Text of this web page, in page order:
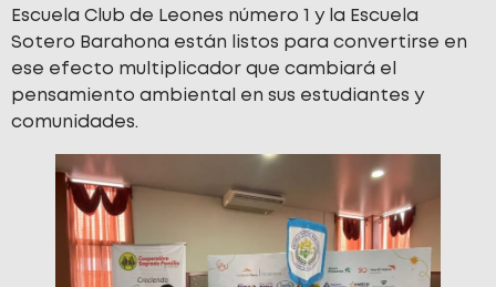
Escuela Club de Leones número 1 y la Escuela
Sotero Barahona están listos para convertirse en
ese efecto multiplicador que cambiará el
pensamiento ambiental en sus estudiantes y
comunidades.